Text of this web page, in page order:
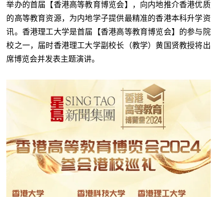
举办的首届【香港高等教育博览会】，向内地推介香港优质
的高等教育资源，为内地学子提供最精准的香港本科升学资
讯。香港理工大学是首届【香港高等教育博览会】的参与院
校之一，届时香港理工大学副校长（教学）黄国贤教授将出
席博览会并发表主题演讲。